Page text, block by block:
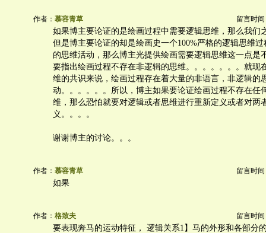
作者： 慕容青草 留言时间
如果博主要论证的是绘画过程中需要逻辑思维，那么我们
但是博主要论证的却是绘画史一个100%严格的逻辑思维
的思维活动，那么博主光提供绘画需要逻辑思维这一点是
要指出绘画过程不存在非逻辑的思维。。。。。。。就现
维的共识来说，绘画过程存在着大量的非语言，非逻辑的
动。。。。。。所以，博主如果要论证绘画过程不存在任
维，那么恐怕就要对逻辑或者思维进行重新定义或者对两
义。。。。
谢谢博主的讨论。。。
作者： 慕容青草 留言时间
如果
作者： 格致夫 留言时间
要表现奔马的运动特征， 逻辑关系1】马的外形和各部分